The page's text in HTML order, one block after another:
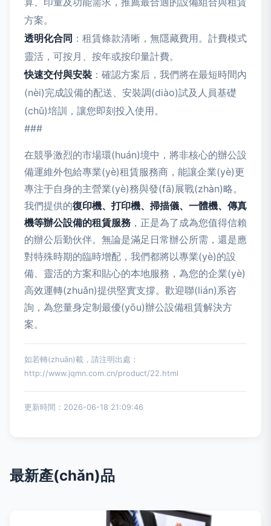
方案。
透明化合同 ：租賃條款清晰，無隱藏費用。計費模式
靈活，可按月、按年或按印量計費。
快速交付與安裝 ：確認方案后，我們將在最短時間內
(nèi)完成設備的配送、安裝調(diào)試及人員基礎
(chǔ)培訓，讓您即刻投入使用。
###
在競爭激烈的市場環(huán)境中，將非核心的辦公設
備運維外包給專業(yè)租賃服務商，能讓企業(yè)更
專注于自身的主營業(yè)務與發(fā)展戰(zhàn)略。
我們提供的復印機、打印機、掃描儀、一體機、傳真
機等辦公設備的租賃服務 ，正是為了成為您值得信賴
的辦公后勤伙伴。無論是滿足日常辦公所需，還是應
對特殊時期的臨時增配，我們都將以專業(yè)的設
備、靈活的方案和貼心的本地服務，為您的企業(yè)
高效運轉(zhuǎn)提供堅實支撐。歡迎聯(lián)系咨
詢，為您量身定制最優(yōu)辦公設備租賃解決方
案。
如若轉(zhuǎn)載，請注明出處：
http://www.jqmn.com.cn/product/22.html
更新時間：2026-06-18 21:09:46
最新產(chǎn)品